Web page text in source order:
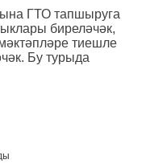
ГТО тапшыруга
биреләчәк,
тиешле
Бу турыда